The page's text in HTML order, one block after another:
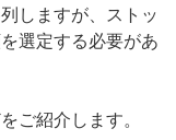
しますが、ストッ
選定する必要があ
ご紹介します。